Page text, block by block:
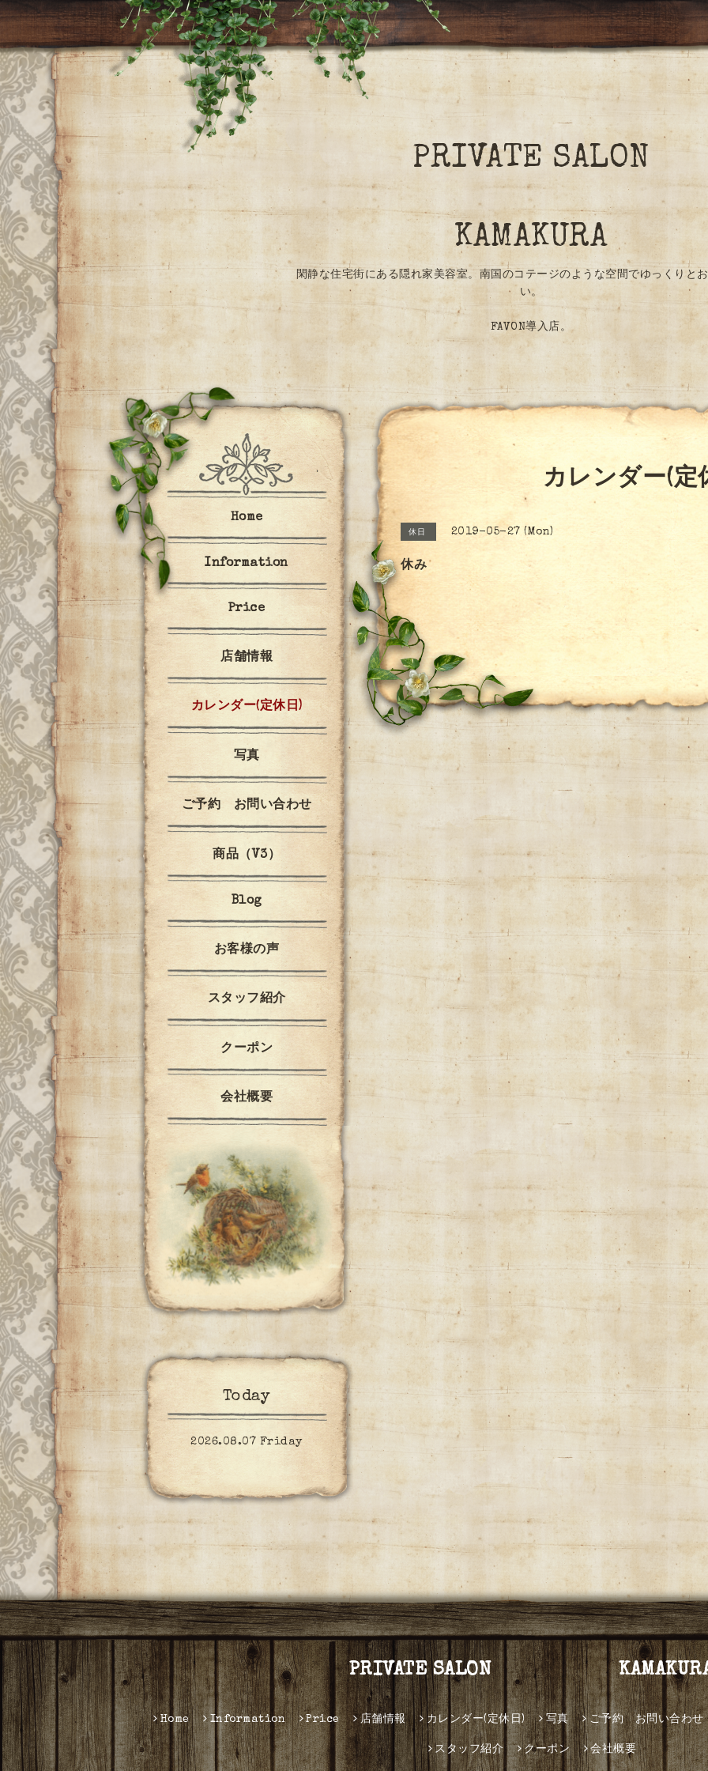
PRIVATE SALON
KAMAKURA
閑静な住宅街にある隠れ家美容室。南国のコテージのような空間でゆっくりと
い。
FAVON導入店。
カレンダー(定
休日 2019-05-27 (Mon)
休み
Home
Information
Price
店舗情報
カレンダー(定休日)
写真
ご予約 お問い合わせ
商品（V3）
Blog
お客様の声
スタッフ紹介
クーポン
会社概要
Today
2026.08.07 Friday
PRIVATE SALON
Home Information Price 店舗情報 カレンダー(定休日) 写真 ご予約 お問い合わせ
スタッフ紹介 クーポン 会社概要